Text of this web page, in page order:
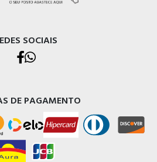
SOCIAIS
DE PAGAMENTO